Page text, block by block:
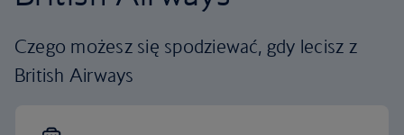
Czego możesz się spodziewać, gdy lecisz z
British Airways